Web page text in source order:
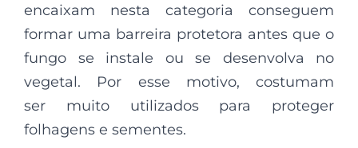
encaixam nesta categoria conseguem
formar uma barreira protetora antes que o
fungo se instale ou se desenvolva no
vegetal. Por esse motivo, costumam
ser muito utilizados para proteger
folhagens e sementes.